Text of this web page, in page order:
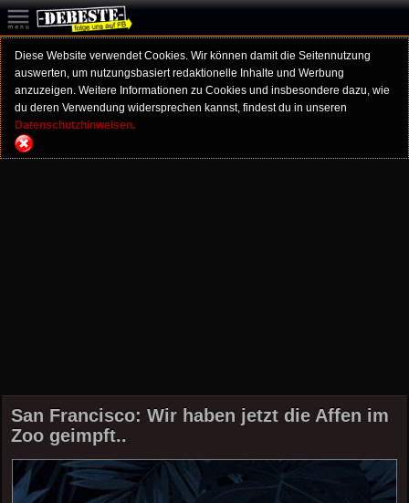
Diese Website verwendet Cookies. Wir können damit die Seitennutzung
auswerten, um nutzungsbasiert redaktionelle Inhalte und Werbung
anzuzeigen. Weitere Informationen zu Cookies und insbesondere dazu, wie
du deren Verwendung widersprechen kannst, findest du in unseren
Datenschutzhinweisen.
San Francisco: Wir haben jetzt die Affen im
Zoo geimpft..